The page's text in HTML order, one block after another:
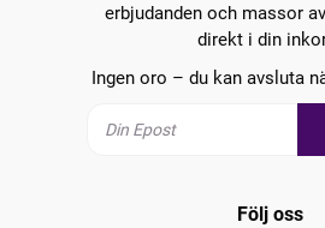
erbjudanden och massor
direkt i din
Ingen oro – du kan avsluta
Följ oss